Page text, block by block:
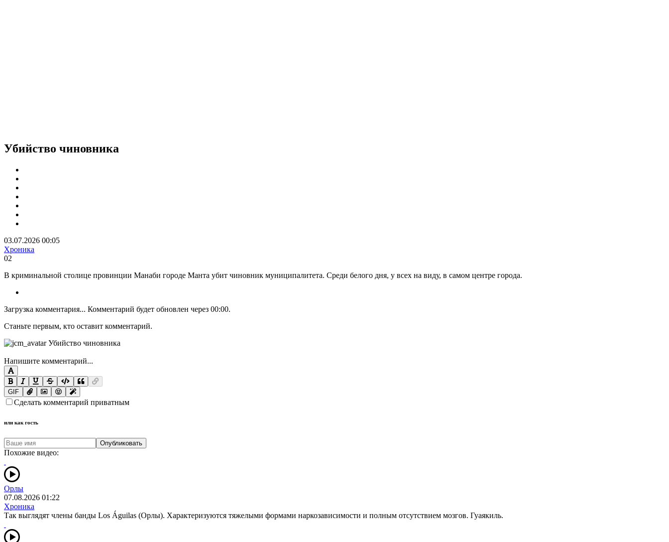
Убийство чиновника
03.07.2026 00:05
Хроника
02
В криминальной столице провинции Манаби городе Манта убит чиновник муниципалитета. Среди белого дня, у всех на виду, в самом центре города.
Загрузка комментария... Комментарий будет обновлен через 00:00.
Станьте первым, кто оставит комментарий.
Напишите комментарий...
GIF
Сделать комментарий приватным
или как гость
Опубликовать
Похожие видео:
Орлы
07.08.2026 01:22
Хроника
Так выглядят члены банды Los Águilas (Орлы). Характеризуются тяжелыми формами наркозависимости и полным отсутствием мозгов. Гуаякиль.